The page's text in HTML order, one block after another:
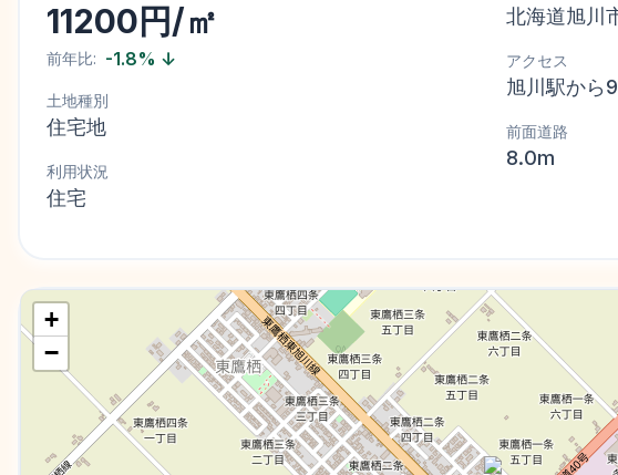
11200円/㎡
前年比: -1.8% ↓
土地種別
住宅地
利用状況
住宅
北海道旭川
アクセス
旭川駅から
前面道路
8.0m
+
−